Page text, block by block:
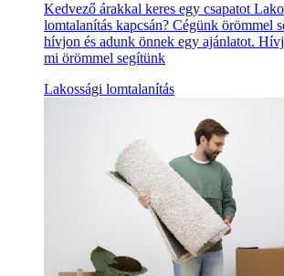
Kedvező árakkal keres egy csapatot
lomtalanítás kapcsán? Cégünk örömmel
hívjon és adunk önnek egy ajánlatot.
mi örömmel segítünk
Lakossági lomtalanítás